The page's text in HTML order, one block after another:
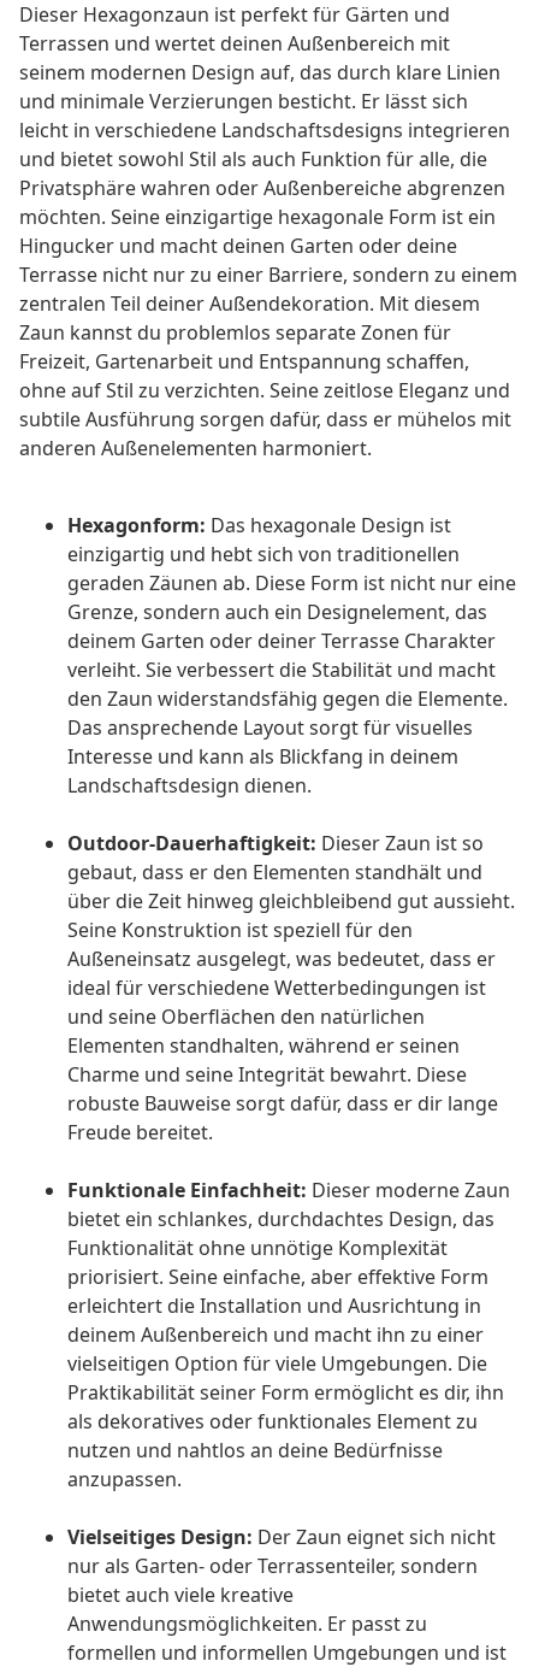
Dieser Hexagonzaun ist perfekt für Gärten und
Terrassen und wertet deinen Außenbereich mit
seinem modernen Design auf, das durch klare Linien
und minimale Verzierungen besticht. Er lässt sich
leicht in verschiedene Landschaftsdesigns integrieren
und bietet sowohl Stil als auch Funktion für alle, die
Privatsphäre wahren oder Außenbereiche abgrenzen
möchten. Seine einzigartige hexagonale Form ist ein
Hingucker und macht deinen Garten oder deine
Terrasse nicht nur zu einer Barriere, sondern zu einem
zentralen Teil deiner Außendekoration. Mit diesem
Zaun kannst du problemlos separate Zonen für
Freizeit, Gartenarbeit und Entspannung schaffen,
ohne auf Stil zu verzichten. Seine zeitlose Eleganz und
subtile Ausführung sorgen dafür, dass er mühelos mit
anderen Außenelementen harmoniert.
Hexagonform: Das hexagonale Design ist
einzigartig und hebt sich von traditionellen
geraden Zäunen ab. Diese Form ist nicht nur eine
Grenze, sondern auch ein Designelement, das
deinem Garten oder deiner Terrasse Charakter
verleiht. Sie verbessert die Stabilität und macht
den Zaun widerstandsfähig gegen die Elemente.
Das ansprechende Layout sorgt für visuelles
Interesse und kann als Blickfang in deinem
Landschaftsdesign dienen.
Outdoor-Dauerhaftigkeit: Dieser Zaun ist so
gebaut, dass er den Elementen standhält und
über die Zeit hinweg gleichbleibend gut aussieht.
Seine Konstruktion ist speziell für den
Außeneinsatz ausgelegt, was bedeutet, dass er
ideal für verschiedene Wetterbedingungen ist
und seine Oberflächen den natürlichen
Elementen standhalten, während er seinen
Charme und seine Integrität bewahrt. Diese
robuste Bauweise sorgt dafür, dass er dir lange
Freude bereitet.
Funktionale Einfachheit: Dieser moderne Zaun
bietet ein schlankes, durchdachtes Design, das
Funktionalität ohne unnötige Komplexität
priorisiert. Seine einfache, aber effektive Form
erleichtert die Installation und Ausrichtung in
deinem Außenbereich und macht ihn zu einer
vielseitigen Option für viele Umgebungen. Die
Praktikabilität seiner Form ermöglicht es dir, ihn
als dekoratives oder funktionales Element zu
nutzen und nahtlos an deine Bedürfnisse
anzupassen.
Vielseitiges Design: Der Zaun eignet sich nicht
nur als Garten- oder Terrassenteiler, sondern
bietet auch viele kreative
Anwendungsmöglichkeiten. Er passt zu
formellen und informellen Umgebungen und ist